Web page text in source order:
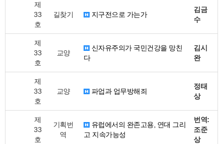
제
33
호
길찾기 지구전으로 가는가
김금
수
제
33
호
교양
신자유주의가 국민건강을 망친
다
김시
완
제
33
호
교양 파업과 업무방해죄
정태
상
제
33
호
기획번
역
유럽에서의 완존고용, 연대 그리
고 지속가능성
번역:
조준
상